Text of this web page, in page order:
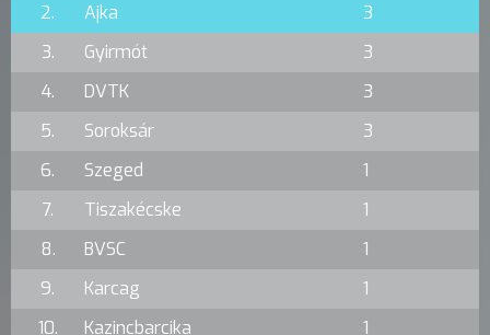
2.
Ajka
3
3.
Gyirmót
3
4.
DVTK
3
5.
Soroksár
3
6.
Szeged
1
7.
Tiszakécske
1
8.
BVSC
1
9.
Karcag
1
10.
Kazincbarcika 1